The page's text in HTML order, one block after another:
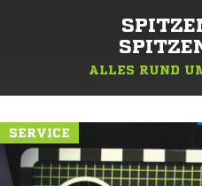
ALLES RUND
SERVICE